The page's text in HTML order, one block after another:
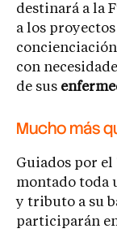
destinará a la
a los
con
de sus
Mucho más
Guiados por el
montado toda
y tributo a su
participarán